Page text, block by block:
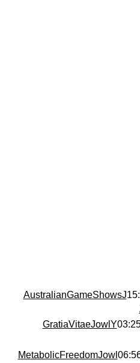
AustralianGameShowsJ
GratiaVitaeJowlY
MetabolicFreedomJowl